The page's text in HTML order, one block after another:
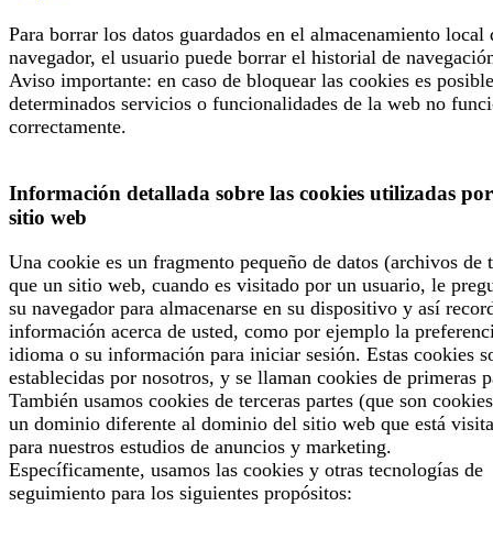
Para borrar los datos guardados en el almacenamiento local
navegador, el usuario puede borrar el historial de
Aviso importante: en caso de bloquear las cookies es
determinados servicios o funcionalidades de la web no
correctamente.
Información detallada sobre las cookies utilizadas por
sitio web
Una cookie es un fragmento pequeño de datos (archivos de
que un sitio web, cuando es visitado por un usuario, le
su navegador para almacenarse en su dispositivo y así
información acerca de usted, como por ejemplo la
idioma o su información para iniciar sesión. Estas cookies
establecidas por nosotros, y se llaman cookies de primeras
También usamos cookies de terceras partes (que son
un dominio diferente al dominio del sitio web que está
para nuestros estudios de anuncios y marketing.
Específicamente, usamos las cookies y otras tecnologías de
seguimiento para los siguientes propósitos: